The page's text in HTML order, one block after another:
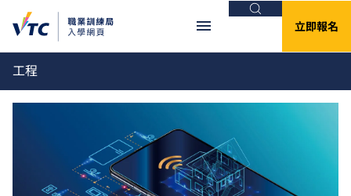
搜尋
立即報名
工程